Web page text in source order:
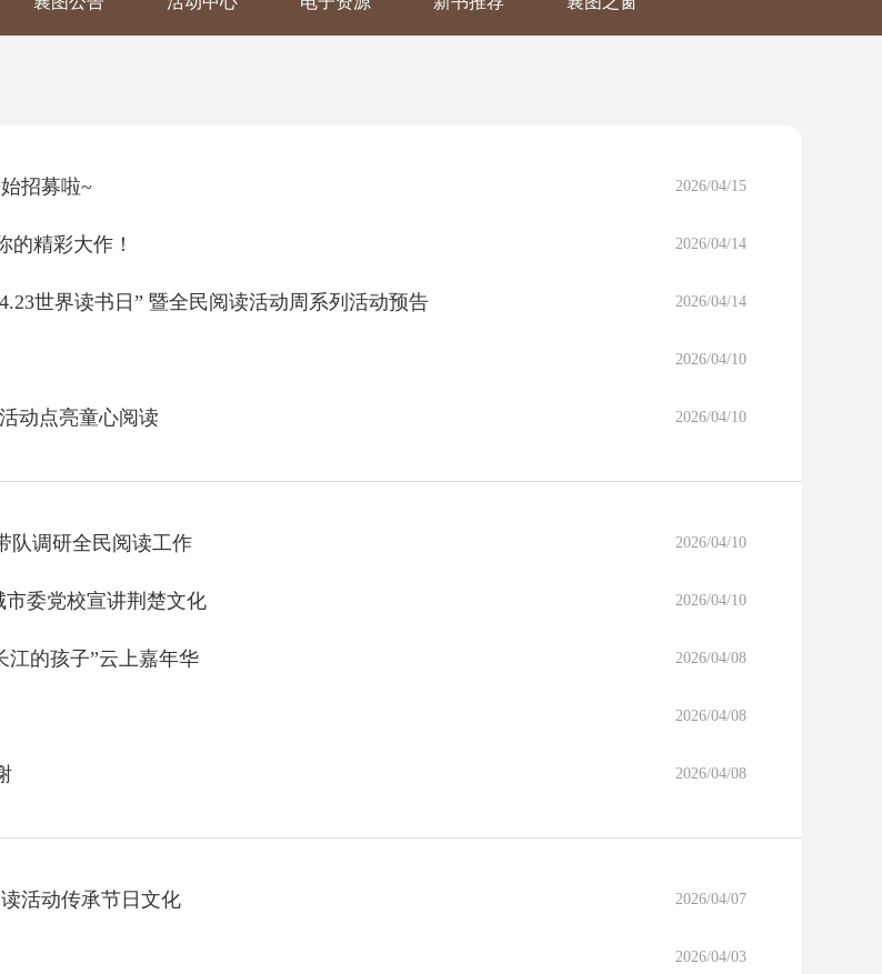
2026/04/15
招募啦~
2026/04/14
的精彩大作！
2026/04/14
世界读书日” 暨全民阅读活动周系列活动预告
2026/04/10
2026/04/10
动点亮童心阅读
2026/04/10
调研全民阅读工作
2026/04/10
委党校宣讲荆楚文化
2026/04/08
的孩子”云上嘉年华
2026/04/08
2026/04/08
2026/04/07
活动传承节日文化
2026/04/03